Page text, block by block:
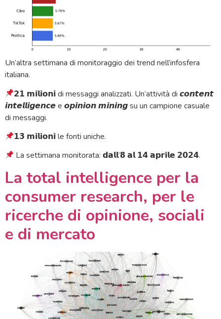
Un’altra settimana di monitoraggio dei trend nell’infosfera
italiana.
𝟮𝟭 𝗺𝗶𝗹𝗶𝗼𝗻𝗶 di messaggi analizzati. Un’attività di 𝙘𝙤𝙣𝙩𝙚𝙣𝙩
𝙞𝙣𝙩𝙚𝙡𝙡𝙞𝙜𝙚𝙣𝙘𝙚 e 𝙤𝙥𝙞𝙣𝙞𝙤𝙣 𝙢𝙞𝙣𝙞𝙣𝙜 su un campione casuale
di messaggi.
𝟭𝟯 𝗺𝗶𝗹𝗶𝗼𝗻𝗶 le fonti uniche.
La settimana monitorata: 𝗱𝗮𝗹𝗹’𝟴 𝗮𝗹 𝟭𝟰 𝗮𝗽𝗿𝗶𝗹𝗲 𝟮𝟬𝟮𝟰.
La total intelligence per la
consumer research, per le
ricerche di opinione, sociali
e di mercato